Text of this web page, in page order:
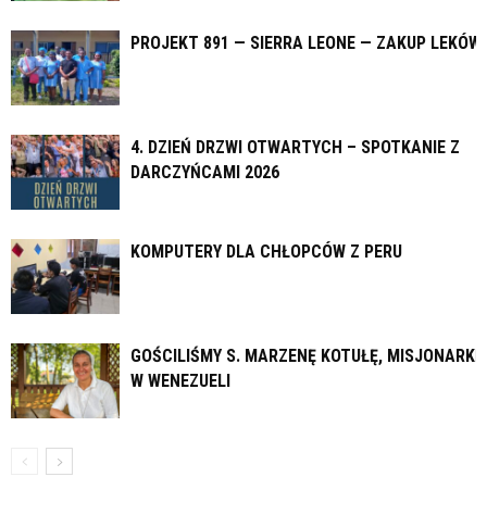
PROJEKT 891 — SIERRA LEONE — ZAKUP LEKÓW
4. DZIEŃ DRZWI OTWARTYCH – SPOTKANIE Z
DARCZYŃCAMI 2026
KOMPUTERY DLA CHŁOPCÓW Z PERU
GOŚCILIŚMY S. MARZENĘ KOTUŁĘ, MISJONARKĘ
W WENEZUELI